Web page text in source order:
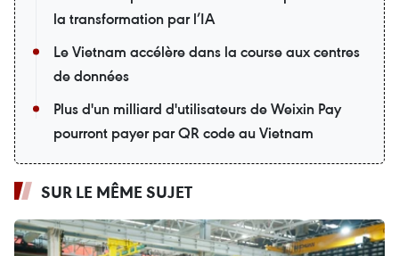
la transformation par l’IA
Le Vietnam accélère dans la course aux centres
de données
Plus d'un milliard d'utilisateurs de Weixin Pay
pourront payer par QR code au Vietnam
SUR LE MÊME SUJET